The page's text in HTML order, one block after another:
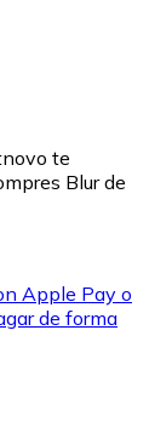
te
Blur de
Apple Pay o
de forma